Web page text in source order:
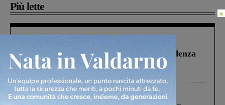
Più lette
Piscina di Figline finanziata oltre la scadenza
Pnrr, il gruppo di Fratelli d’Italia: “Un
ringraziamento al Governo”
Cronaca 3 Agosto 2026
×